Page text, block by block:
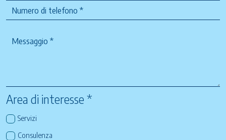
Area di interesse *
Servizi
Consulenza